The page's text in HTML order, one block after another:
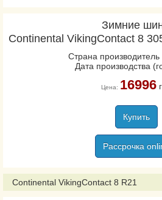
Зимние
Continental VikingContact 8
Страна
Дата производства
Цена: 16996
Купить
Рассрочка
Continental VikingContact 8 R21